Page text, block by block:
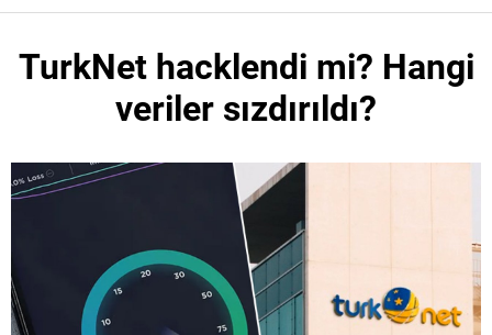
TurkNet hacklendi mi? Hangi
veriler sızdırıldı?